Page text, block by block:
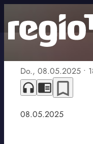
Do., 08.05.2025 •
headphones chrome_reader_mode bookmark_border
08.05.2025